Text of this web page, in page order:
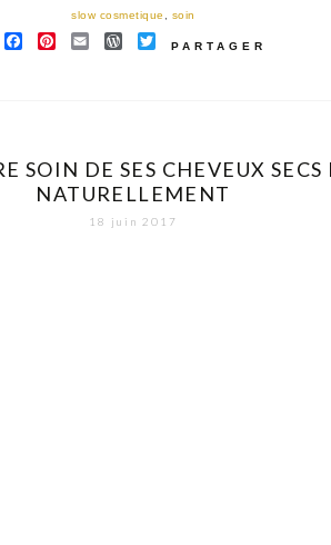
slow cosmetique
soin
FACEBOOK
PINTEREST
EMAILWORDPRESS
TWITTER
PARTAGER
SOIN DE SES CHEVEUX SECS
NATURELLEMENT
18 juin 2017